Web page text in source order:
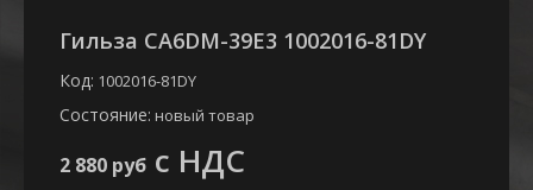
Гильза CA6DM-39E3 1002016-81DY
Код: 1002016-81DY
Состояние: новый товар
2 880 руб с НДС